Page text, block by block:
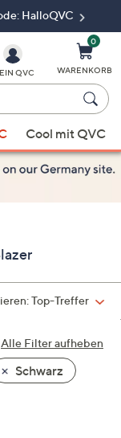
HalloQVC
QVC
0
WARENKORB
Cool mit QVC
Top-Treffer
Alle Filter aufheben
Schwarz